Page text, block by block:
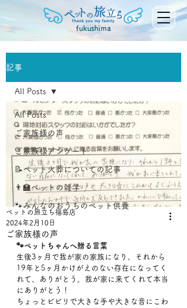
fukushima
記事
All Posts
ご家族様の声
ご家族様アンケート
📝ペット火葬についての記事
👨‍🏫ペットの雑学
🐾みんなのおうちのペット供養
All Posts
ご家族様の声
ペットの旅立ち福島店
2024年2月10日
🐾ペットちゃんへ贈る言葉
生後3ヶ月で我が家の家族になり、それから
19年と5ヶ月かけがえのない存在になってく
れて、ありがとう。我が家に来てくれて本当
にありがとう！
ちょっとビビリで大きな手や大きな音にこわ